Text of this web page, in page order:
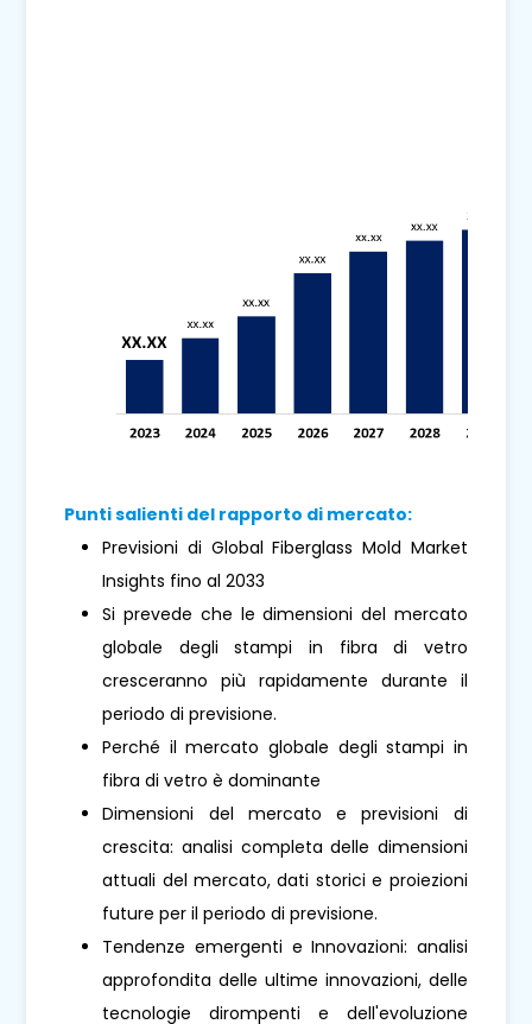
Punti salienti del rapporto di mercato:
Previsioni di Global Fiberglass Mold Market
Insights fino al 2033
Si prevede che le dimensioni del mercato
globale degli stampi in fibra di vetro
cresceranno più rapidamente durante il
periodo di previsione.
Perché il mercato globale degli stampi in
fibra di vetro è dominante
Dimensioni del mercato e previsioni di
crescita: analisi completa delle dimensioni
attuali del mercato, dati storici e proiezioni
future per il periodo di previsione.
Tendenze emergenti e Innovazioni: analisi
approfondita delle ultime innovazioni, delle
tecnologie dirompenti e dell'evoluzione